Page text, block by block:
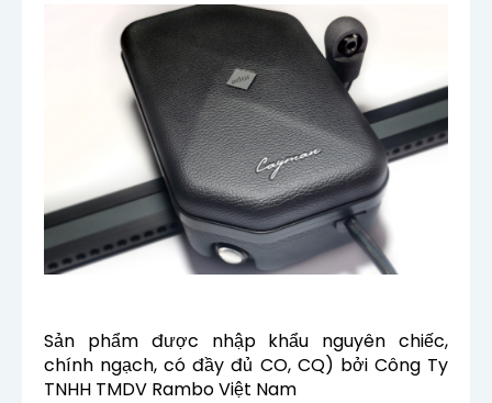
Sản phẩm được nhập khẩu nguyên chiếc,
chính ngạch, có đầy đủ CO, CQ) bởi Công Ty
TNHH TMDV Rambo Việt Nam